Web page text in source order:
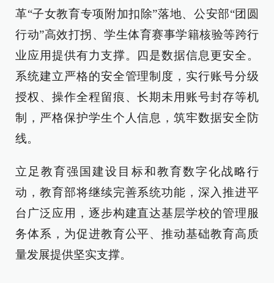
革“子女教育专项附加扣除”落地、公安部“团圆
行动”高效打拐、学生体育赛事学籍核验等跨行
业应用提供有力支撑。四是数据信息更安全。
系统建立严格的安全管理制度，实行账号分级
授权、操作全程留痕、长期未用账号封存等机
制，严格保护学生个人信息，筑牢数据安全防
线。
立足教育强国建设目标和教育数字化战略行
动，教育部将继续完善系统功能，深入推进平
台广泛应用，逐步构建直达基层学校的管理服
务体系，为促进教育公平、推动基础教育高质
量发展提供坚实支撑。